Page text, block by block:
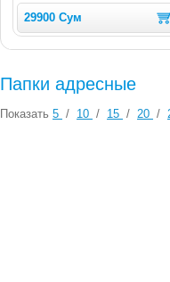
29900 Сум
Папки адресные
Показать 5 / 10 / 15 / 20 /